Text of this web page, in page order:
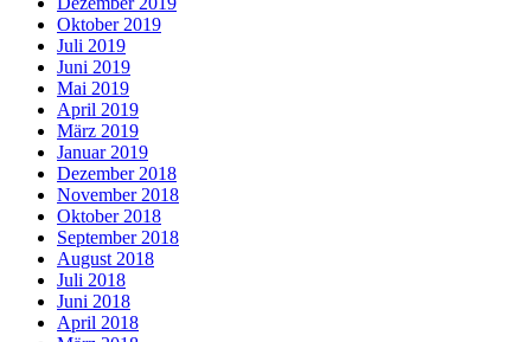
Oktober 2019
Juli 2019
Juni 2019
Mai 2019
April 2019
März 2019
Januar 2019
Dezember 2018
November 2018
Oktober 2018
September 2018
August 2018
Juli 2018
Juni 2018
April 2018